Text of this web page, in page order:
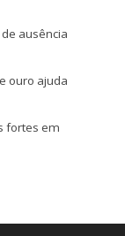
ausência
ouro ajuda
fortes em